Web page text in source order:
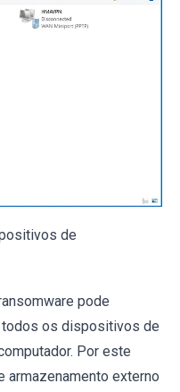
de
pode
os dispositivos de
Por este
externo